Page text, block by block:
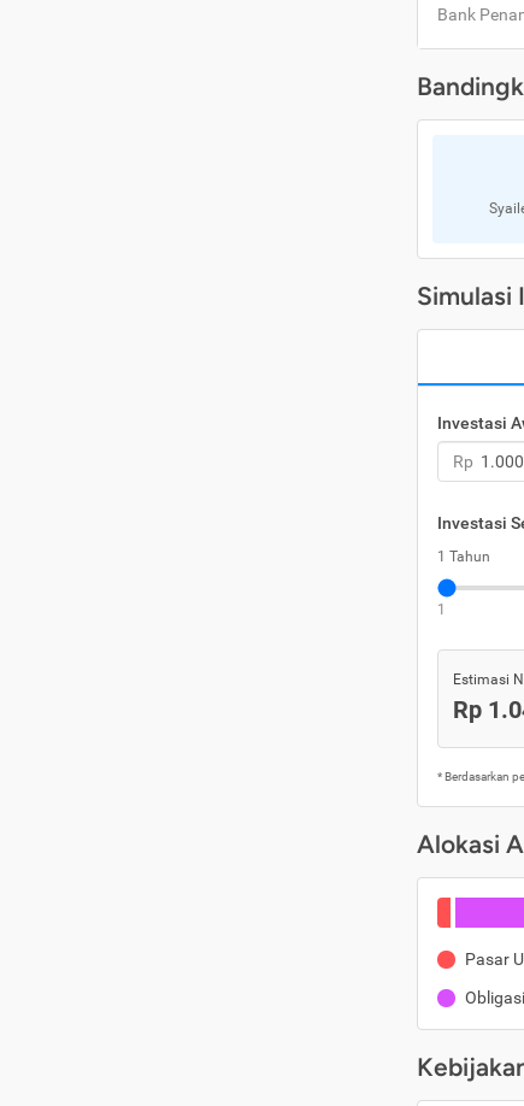
Bank
Simulasi
Investasi
Rp
Investasi
1 Tahun
1
Estimasi
Rp
* Berdasarkan
Alokasi
Pasar
Obligasi